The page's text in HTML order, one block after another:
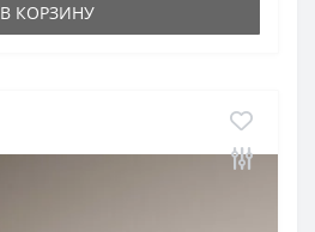
В КОРЗИНУ